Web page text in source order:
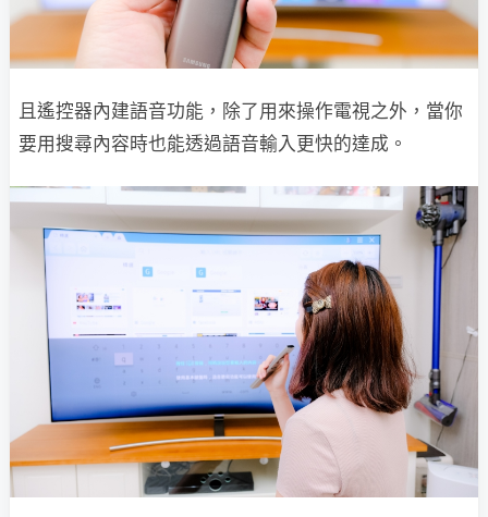
且遙控器內建語音功能，除了用來操作電視之外，當你
要用搜尋內容時也能透過語音輸入更快的達成。